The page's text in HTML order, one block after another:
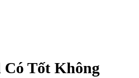
Có Tốt Không